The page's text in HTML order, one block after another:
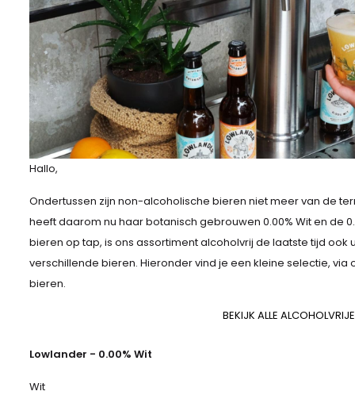
Hallo,
Ondertussen zijn non-alcoholische bieren niet meer van de
heeft daarom nu haar botanisch gebrouwen 0.00% Wit en de
bieren op tap, is ons assortiment alcoholvrij de laatste tijd
verschillende bieren. Hieronder vind je een kleine selectie,
bieren.
BEKIJK ALLE
Lowlander - 0.00% Wit
Wit